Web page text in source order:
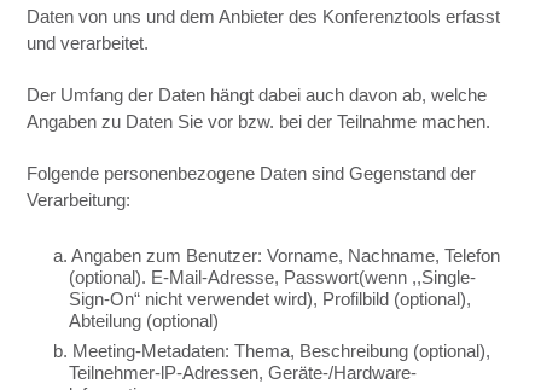
Daten von uns und dem Anbieter des Konferenztools erfasst
und verarbeitet.
Der Umfang der Daten hängt dabei auch davon ab, welche
Angaben zu Daten Sie vor bzw. bei der Teilnahme machen.
Folgende personenbezogene Daten sind Gegenstand der
Verarbeitung:
a. Angaben zum Benutzer: Vorname, Nachname, Telefon
(optional). E-Mail-Adresse, Passwort(wenn ,,Single-
Sign-On“ nicht verwendet wird), Profilbild (optional),
Abteilung (optional)
b. Meeting-Metadaten: Thema, Beschreibung (optional),
Teilnehmer-lP-Adressen, Geräte-/Hardware-